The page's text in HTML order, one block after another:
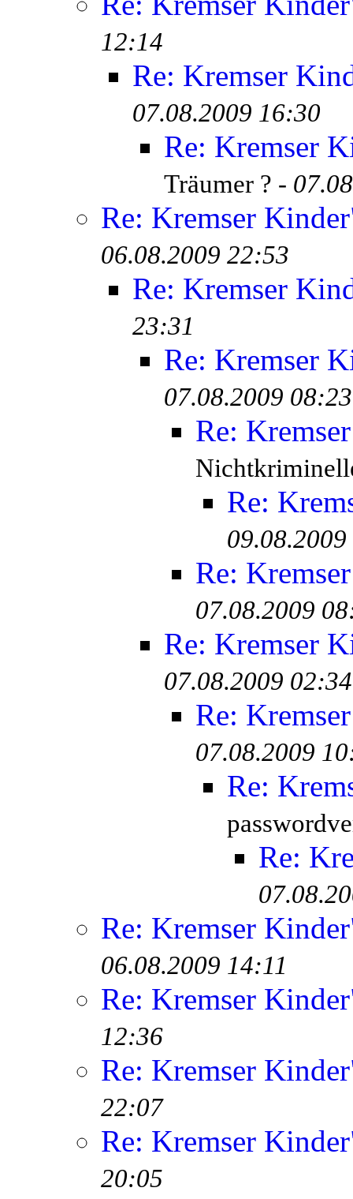
12:14
Re: Kremser
07.08.2009 16:30
Re: Kremser
Träumer ? -
Re: Kremser
06.08.2009 22:53
Re: Kremser
23:31
Re: Kremser
07.08.2009 08:23
Re:
Re:
Re:
07.08.2009
Re: Kremser
07.08.2009 02:34
Re:
07.08.2009
Re:
Re:
Re: Kremser
06.08.2009 14:11
Re: Kremser
12:36
Re: Kremser
22:07
Re: Kremser
20:05